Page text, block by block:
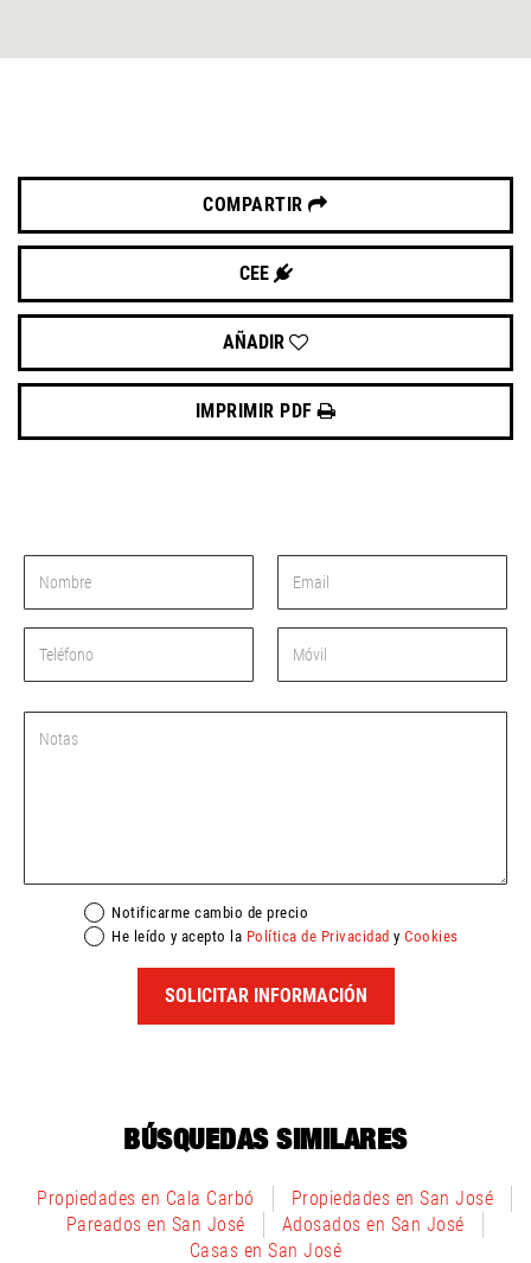
COMPARTIR
CEE
AÑADIR
IMPRIMIR PDF
Notificarme cambio de precio
He leído y acepto la Política de Privacidad y Cookies
SOLICITAR INFORMACIÓN
BÚSQUEDAS SIMILARES
Propiedades en Cala Carbó
Propiedades en San José
Pareados en San José
Adosados en San José
Casas en San José